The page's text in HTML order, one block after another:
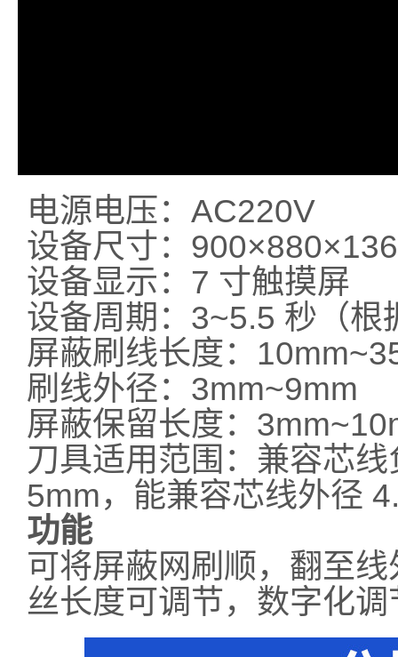
电源电压：AC220V
设备尺寸：
设备显示：7 寸触摸屏
设备周期：3~5.5 秒（根
屏蔽刷线长度：
刷线外径：3mm~9mm
屏蔽保留长度：
刀具适用范围：兼容芯
5mm，能兼容芯线外径
功能
可将屏蔽网刷顺，翻至
丝长度可调节，数字化